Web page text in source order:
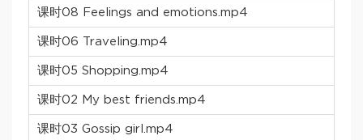
课时08 Feelings and emotions.mp4
课时06 Traveling.mp4
课时05 Shopping.mp4
课时02 My best friends.mp4
课时03 Gossip girl.mp4